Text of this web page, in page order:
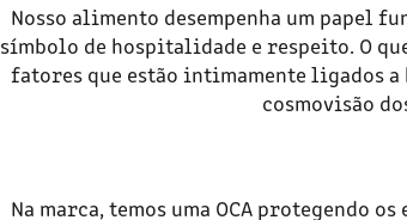
Nosso alimento desempenha um papel
símbolo de hospitalidade e respeito. O
fatores que estão intimamente ligados
cosmovisão
Na marca, temos uma OCA protegendo